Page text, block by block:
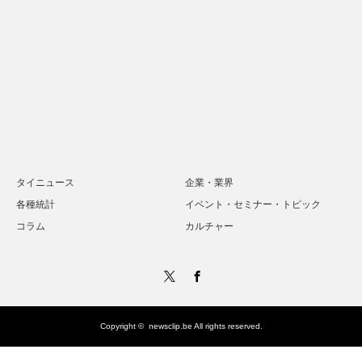
タイニュース
企業・業界
各種統計
イベント・セミナー・トピック
コラム
カルチャー
Copyright © newsclip.be All rights reserved.